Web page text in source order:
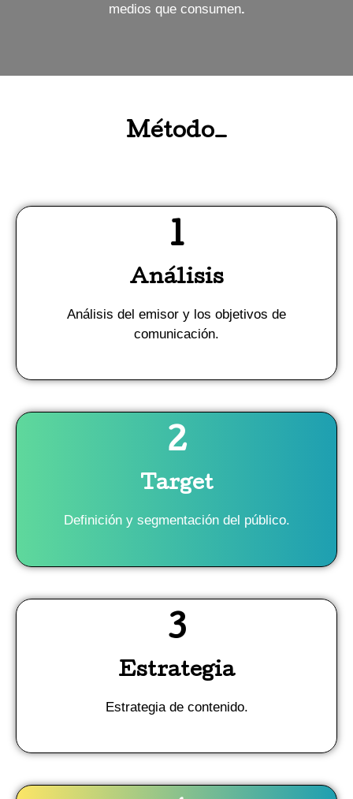
medios que consumen.
Método_
1
Análisis
Análisis del emisor y los objetivos de
comunicación.
2
Target
Definición y segmentación del público.
3
Estrategia
Estrategia de contenido.